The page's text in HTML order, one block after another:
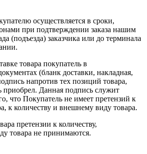
осуществляется в сроки,
при подтверждении заказа нашим
(подъезда) заказчика или до терминала
товара покупатель в
(бланк доставки, накладная,
напротив тех позиций товара,
приобрел. Данная подпись служит
что Покупатель не имеет претензий к
к количеству и внешнему виду товара.
претензии к количеству,
товара не принимаются.